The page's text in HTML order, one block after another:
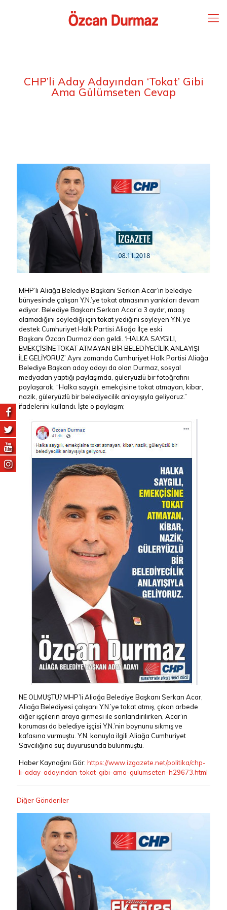
CHP’li Aday Adayından ‘Tokat’ Gibi
Ama Gülümseten Cevap
MHP’li Aliağa Belediye Başkanı Serkan Acar’ın belediye
bünyesinde çalışan Y.N.’ye tokat atmasının yankıları devam
ediyor. Belediye Başkanı Serkan Acar’a 3 aydır, maaş
alamadığını söylediği için tokat yediğini söyleyen Y.N.’ye
destek Cumhuriyet Halk Partisi Aliağa İlçe eski
Başkanı Özcan Durmaz’dan geldi. ‘HALKA SAYGILI,
EMEKÇİSİNE TOKAT ATMAYAN BİR BELEDİYECİLİK ANLAYIŞI
İLE GELİYORUZ’ Aynı zamanda Cumhuriyet Halk Partisi Aliağa
Belediye Başkan aday adayı da olan Durmaz, sosyal
medyadan yaptığı paylaşımda, güleryüzlü bir fotoğrafını
paylaşarak, “Halka saygılı, emekçisine tokat atmayan, kibar,
nazik, güleryüzlü bir belediyecilik anlayışıyla geliyoruz.”
ifadelerini kullandı. İşte o paylaşım;
NE OLMUŞTU? MHP’li Aliağa Belediye Başkanı Serkan Acar,
Aliağa Belediyesi çalışanı Y.N.’ye tokat atmış, çıkan arbede
diğer işçilerin araya girmesi ile sonlandırılırken, Acar’ın
koruması da belediye işçisi Y.N.’nin boynunu sıkmış ve
kafasına vurmuştu. Y.N. konuyla ilgili Aliağa Cumhuriyet
Savcılığına suç duyurusunda bulunmuştu.
Haber Kaynağını Gör: https://www.izgazete.net/politika/chp-
li-aday-adayindan-tokat-gibi-ama-gulumseten-h29673.html
Diğer Gönderiler